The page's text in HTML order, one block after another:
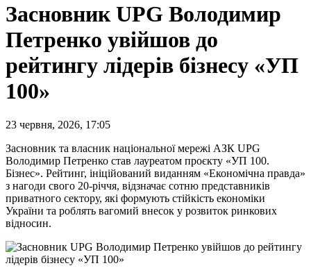
Засновник UPG Володимир
Петренко увійшов до
рейтингу лідерів бізнесу «УП
100»
23 червня, 2026, 17:05
Засновник та власник національної мережі АЗК UPG
Володимир Петренко став лауреатом проєкту «УП 100.
Бізнес». Рейтинг, ініційований виданням «Економічна правда»
з нагоди свого 20-річчя, відзначає сотню представників
приватного сектору, які формують стійкість економіки
України та роблять вагомий внесок у розвиток ринкових
відносин.